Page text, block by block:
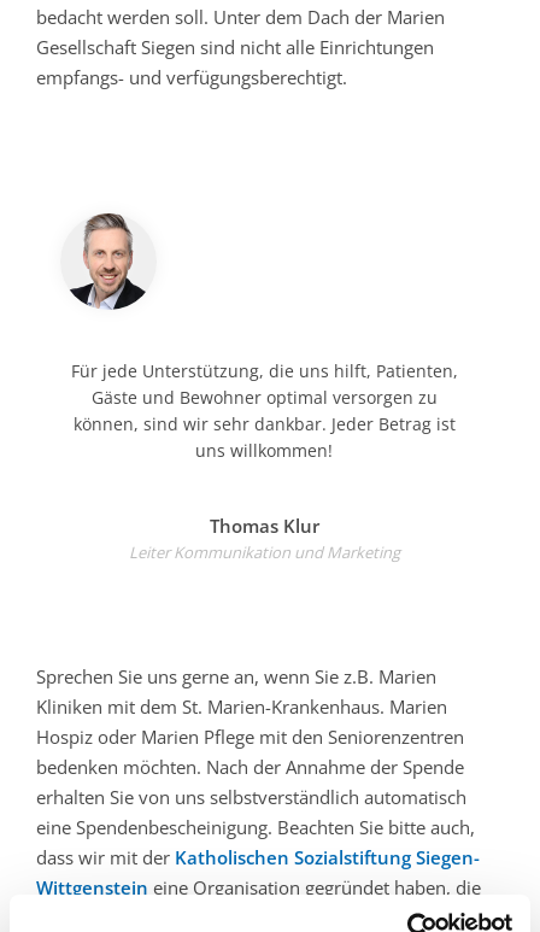
bedacht werden soll. Unter dem Dach der Marien
Gesellschaft Siegen sind nicht alle Einrichtungen
empfangs- und verfügungsberechtigt.
Für jede Unterstützung, die uns hilft, Patienten,
Gäste und Bewohner optimal versorgen zu
können, sind wir sehr dankbar. Jeder Betrag ist
uns willkommen!
Thomas Klur
Leiter Kommunikation und Marketing
Sprechen Sie uns gerne an, wenn Sie z.B. Marien
Kliniken mit dem St. Marien-Krankenhaus. Marien
Hospiz oder Marien Pflege mit den Seniorenzentren
bedenken möchten. Nach der Annahme der Spende
erhalten Sie von uns selbstverständlich automatisch
eine Spendenbescheinigung. Beachten Sie bitte auch,
dass wir mit der Katholischen Sozialstiftung Siegen-
Wittgenstein eine Organisation gegründet haben, die
auch soziale Projekte auch außerhalb unseres Mariens